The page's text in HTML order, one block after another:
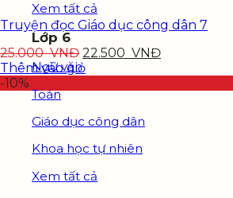
Xem tất cả
Lớp 6
Ngữ văn
Toán
Giáo dục công dân
Khoa học tự nhiên
Xem tất cả
Truyện đọc Giáo dục công dân 7
25.000VNĐ 22.500 VNĐ
Thêm vào giỏ
-10%